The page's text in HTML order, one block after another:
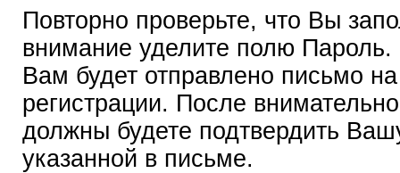
Повторно проверьте, что Вы
внимание уделите полю Пароль.
Вам будет отправлено письмо
регистрации. После
должны будете подтвердить
указанной в письме.